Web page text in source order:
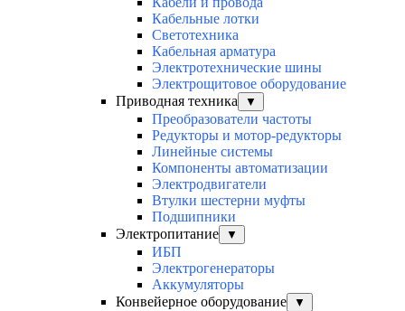
Кабельные лотки
Светотехника
Кабельная арматура
Электротехнические шины
Электрощитовое оборудование
Приводная техника
▼
Преобразователи частоты
Редукторы и мотор-редукторы
Линейные системы
Компоненты автоматизации
Электродвигатели
Втулки шестерни муфты
Подшипники
Электропитание
▼
ИБП
Электрогенераторы
Аккумуляторы
Конвейерное оборудование
▼